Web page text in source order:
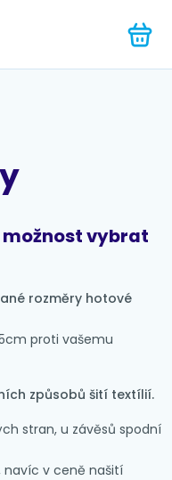
možnost vybrat
rozměry hotové
proti vašemu
způsobů šití textílií.
stran, u závěsů spodní
navíc v ceně našití